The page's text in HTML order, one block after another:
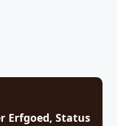
Erfgoed, Status